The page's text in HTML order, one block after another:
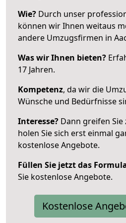
Wie? Durch unser
können wir Ihnen weitaus
andere Umzugsfirmen in
Was wir Ihnen bieten?
17 Jahren.
Kompetenz, da wir die
Wünsche und Bedürfnisse
Interesse? Dann greifen
holen Sie sich erst einmal
kostenlose Angebote.
Füllen Sie jetzt das
Sie kostenlose Angebote.
Kostenlose